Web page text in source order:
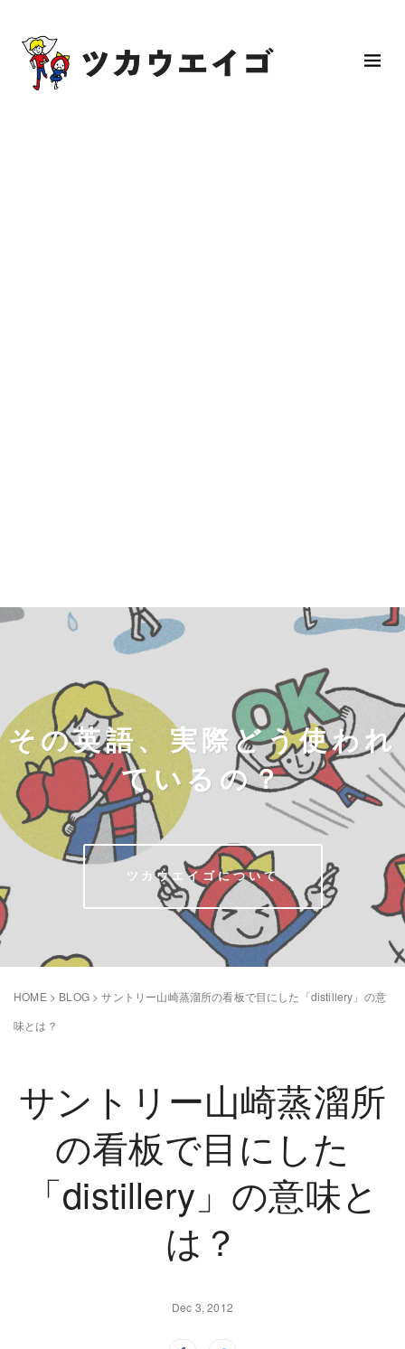
その英語、実際どう使われ
ているの？
ツカウエイゴについて
HOME > BLOG>サントリー山崎蒸溜所の看板で目にした「distillery」の意
味とは？
サントリー山崎蒸溜所
の看板で目にした
「distillery」の意味と
は？
Dec 3, 2012